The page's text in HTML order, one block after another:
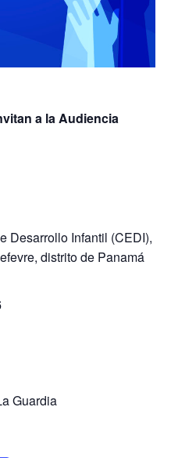
a la Audiencia
Desarrollo Infantil (CEDI),
distrito de Panamá
Guardia